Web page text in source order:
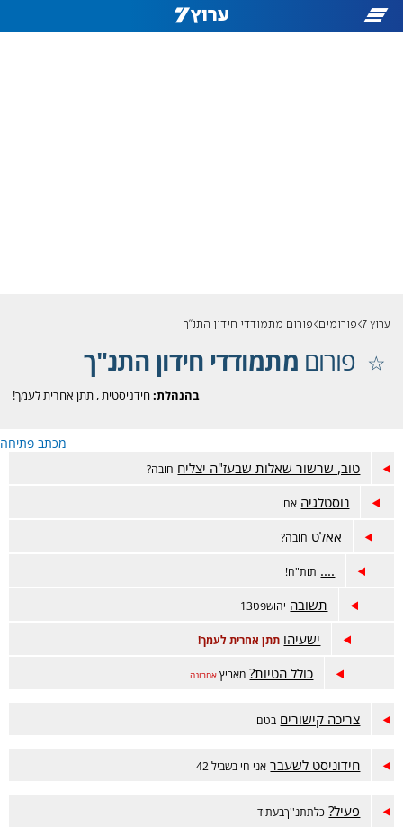
ערוץ 7 פורומים פורום מתמודדי חידון התנ"ך
פורום מתמודדי חידון התנ"ך
בהנהלת:חידניסטית,תתן אחרית לעמך!
מכתב פתיחה
טוב, שרשור שאלות שבעז"ה יצליח חובה?
נוסטלגיה אחו
אאלט חובה?
.... תות"ח!
תשובה יהושפט13
ישעיהו תתן אחרית לעמך!
כולל הטיות? מאריץ אחרונה
צריכה קישורים בטם
חידוניסט לשעבר אני חי בשביל 42
פעיל? כלתתנ''ךבעתיד